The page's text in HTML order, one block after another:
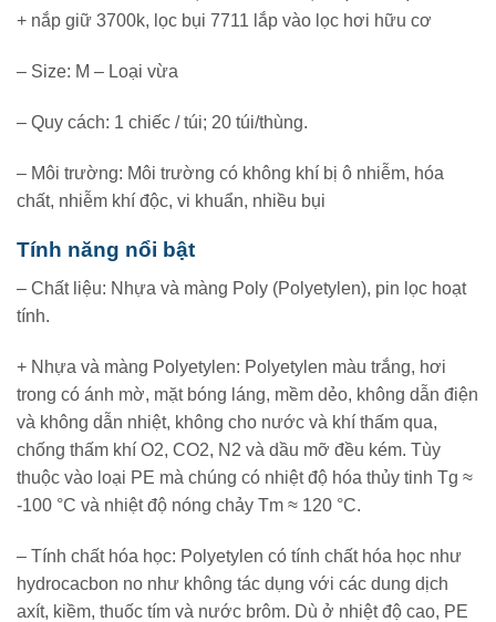
+ nắp giữ 3700k, lọc bụi 7711 lắp vào lọc hơi hữu cơ
– Size: M – Loại vừa
– Quy cách: 1 chiếc / túi; 20 túi/thùng.
– Môi trường: Môi trường có không khí bị ô nhiễm, hóa
chất, nhiễm khí độc, vi khuẩn, nhiều bụi
Tính năng nổi bật
– Chất liệu: Nhựa và màng Poly (Polyetylen), pin lọc hoạt
tính.
+ Nhựa và màng Polyetylen: Polyetylen màu trắng, hơi
trong có ánh mờ, mặt bóng láng, mềm dẻo, không dẫn điện
và không dẫn nhiệt, không cho nước và khí thấm qua,
chống thấm khí O2, CO2, N2 và dầu mỡ đều kém. Tùy
thuộc vào loại PE mà chúng có nhiệt độ hóa thủy tinh Tg ≈
-100 °C và nhiệt độ nóng chảy Tm ≈ 120 °C.
– Tính chất hóa học: Polyetylen có tính chất hóa học như
hydrocacbon no như không tác dụng với các dung dịch
axít, kiềm, thuốc tím và nước brôm. Dù ở nhiệt độ cao, PE